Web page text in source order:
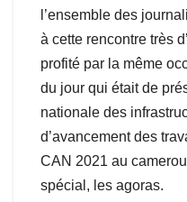
l’ensemble des
à cette rencontre très
profité par la même
du jour qui était de
nationale des
d’avancement des
CAN 2021 au
spécial, les agoras.